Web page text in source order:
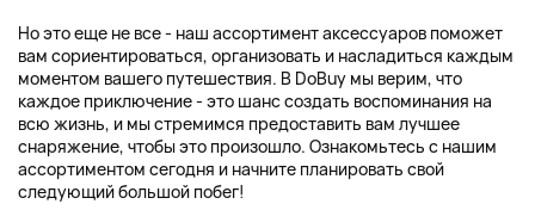
Но это еще не все - наш ассортимент аксессуаров поможет
вам сориентироваться, организовать и насладиться каждым
моментом вашего путешествия. В DoBuy мы верим, что
каждое приключение - это шанс создать воспоминания на
всю жизнь, и мы стремимся предоставить вам лучшее
снаряжение, чтобы это произошло. Ознакомьтесь с нашим
ассортиментом сегодня и начните планировать свой
следующий большой побег!